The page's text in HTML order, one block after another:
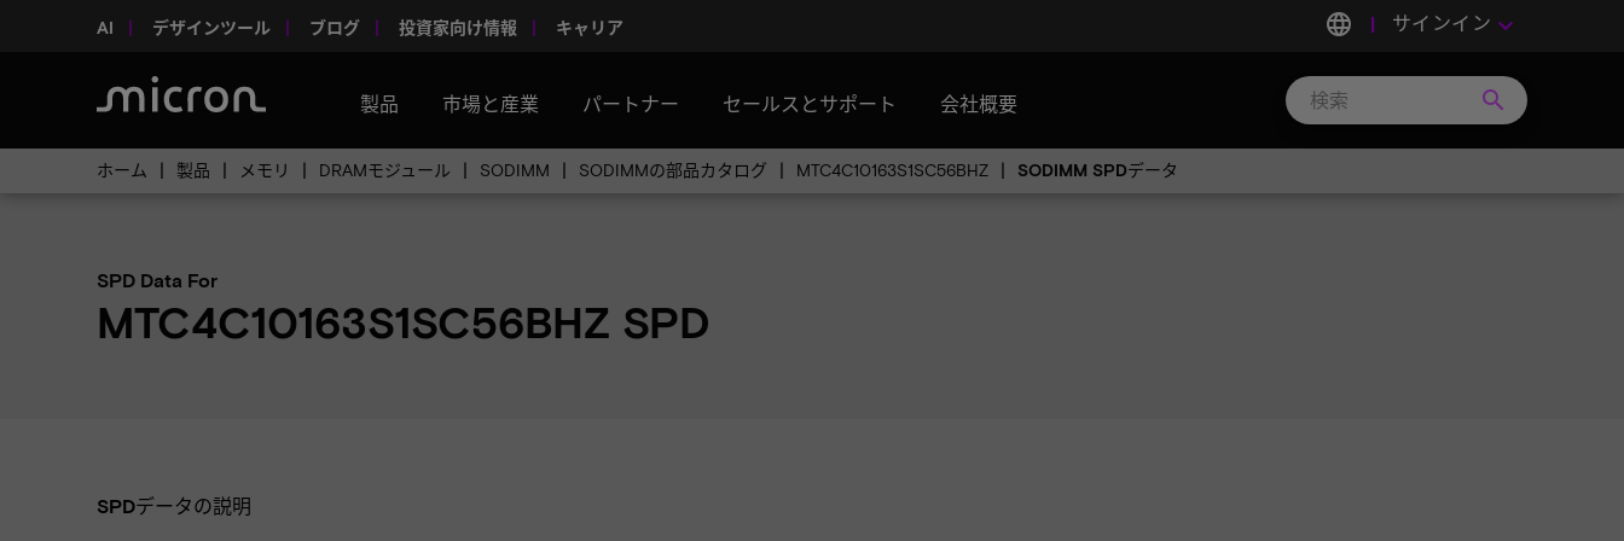
AI デザインツール ブログ 投資家向け情報 キャリア language サインイン keyboard_arrow_down
製品 市場と産業 パートナー セールスとサポート 会社概要 search
ホーム 製品 メモリ DRAMモジュール SODIMM SODIMMの部品カタログ MTC4C10163S1SC56BHZ SODIMM SPDデータ
SPD Data For
MTC4C10163S1SC56BHZ SPD
SPDデータの説明